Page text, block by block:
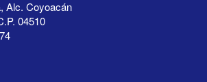
Alc. Coyoacán
04510